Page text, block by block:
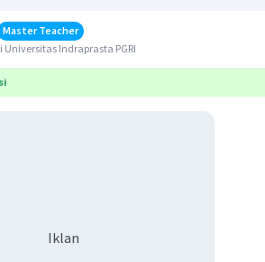
Master Teacher
Indraprasta PGRI
Iklan